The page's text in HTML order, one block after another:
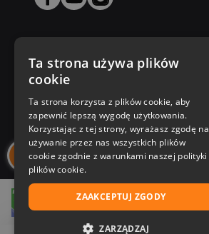
43,31 zł
Zakupy u nas
Nasza oferta
Nasi autorzy
Ta strona używa plików
cookie
Ta strona korzysta z plików cookie, aby
zapewnić lepszą wygodę użytkowania.
Korzystając z tej strony, wyrażasz zgodę na
używanie przez nas wszystkich plików
cookie zgodnie z warunkami naszej polityki
plików cookie.
ZAAKCEPTUJ ZGODY
ZARZĄDZAJ